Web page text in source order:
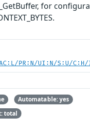
for
PR:N/UI:N/S:U/
Automatable: yes
total